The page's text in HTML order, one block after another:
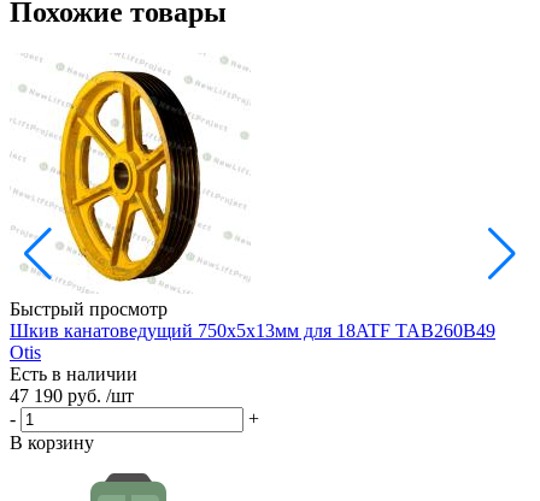
Похожие товары
Быстрый просмотр
Шкив канатоведущий 750х5х13мм для 18ATF TAB260B49
Otis
Есть в наличии
47 190 руб. /шт
-
+
В корзину